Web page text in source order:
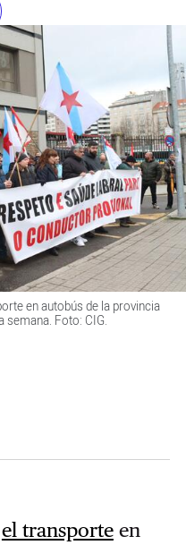
en autobús de la provincia
semana. Foto: CIG.
el transporteen